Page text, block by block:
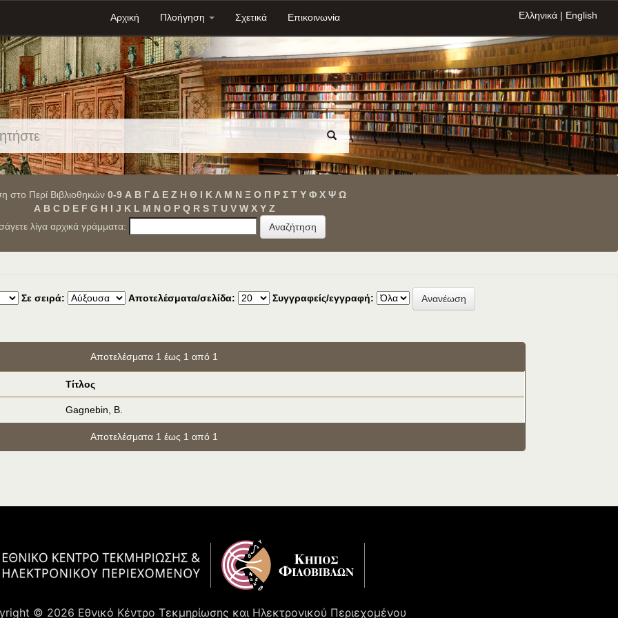
Αρχική Πλοήγηση Σχετικά Επικοινωνία Ελληνικά | English
στο Περί Βιβλιοθηκών 0-9 Α Β Γ Δ Ε Ζ Η Θ Ι Κ Λ Μ Ν Ξ Ο Π Ρ Σ Τ Υ Φ Χ Ψ Ω
A B C D E F G H I J K L M N O P Q R S T U V W X Y Z
λίγα αρχικά γράμματα:
Σε σειρά: Αποτελέσματα/σελίδα: Συγγραφείς/εγγραφή:
Αποτελέσματα 1 έως 1 από 1
Τίτλος
Gagnebin, B.
Αποτελέσματα 1 έως 1 από 1